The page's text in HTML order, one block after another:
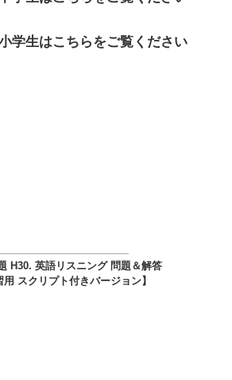
学生はこちらをご覧ください
H30. 英語リスニング 問題＆解答
用 スクリプト付きバージョン】